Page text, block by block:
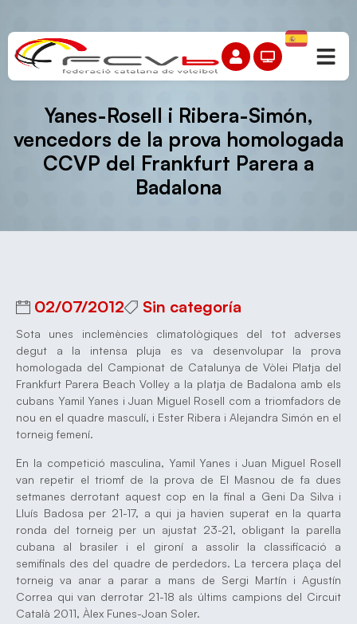
Yanes-Rosell i Ribera-Simón,
vencedors de la prova homologada
CCVP del Frankfurt Parera a
Badalona
02/07/2012 Sin categoría
Sota unes inclemències climatològiques del tot adverses
degut a la intensa pluja es va desenvolupar la prova
homologada del Campionat de Catalunya de Vòlei Platja del
Frankfurt Parera Beach Volley a la platja de Badalona amb els
cubans Yamil Yanes i Juan Miguel Rosell com a triomfadors de
nou en el quadre masculí, i Ester Ribera i Alejandra Simón en el
torneig femení.
En la competició masculina, Yamil Yanes i Juan Miguel Rosell
van repetir el triomf de la prova de El Masnou de fa dues
setmanes derrotant aquest cop en la final a Geni Da Silva i
Lluís Badosa per 21-17, a qui ja havien superat en la quarta
ronda del torneig per un ajustat 23-21, obligant la parella
cubana al brasiler i el gironí a assolir la classificació a
semifinals des del quadre de perdedors. La tercera plaça del
torneig va anar a parar a mans de Sergi Martín i Agustín
Correa qui van derrotar 21-18 als últims campions del Circuit
Català 2011, Àlex Funes-Joan Soler.